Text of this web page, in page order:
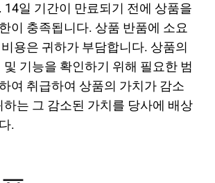
14일 기간이 만료되기 전에 상품을
이 충족됩니다. 상품 반품에 소요
용은 귀하가 부담합니다. 상품의
및 기능을 확인하기 위해 필요한 범
여 취급하여 상품의 가치가 감소
하는 그 감소된 가치를 당사에 배상
.